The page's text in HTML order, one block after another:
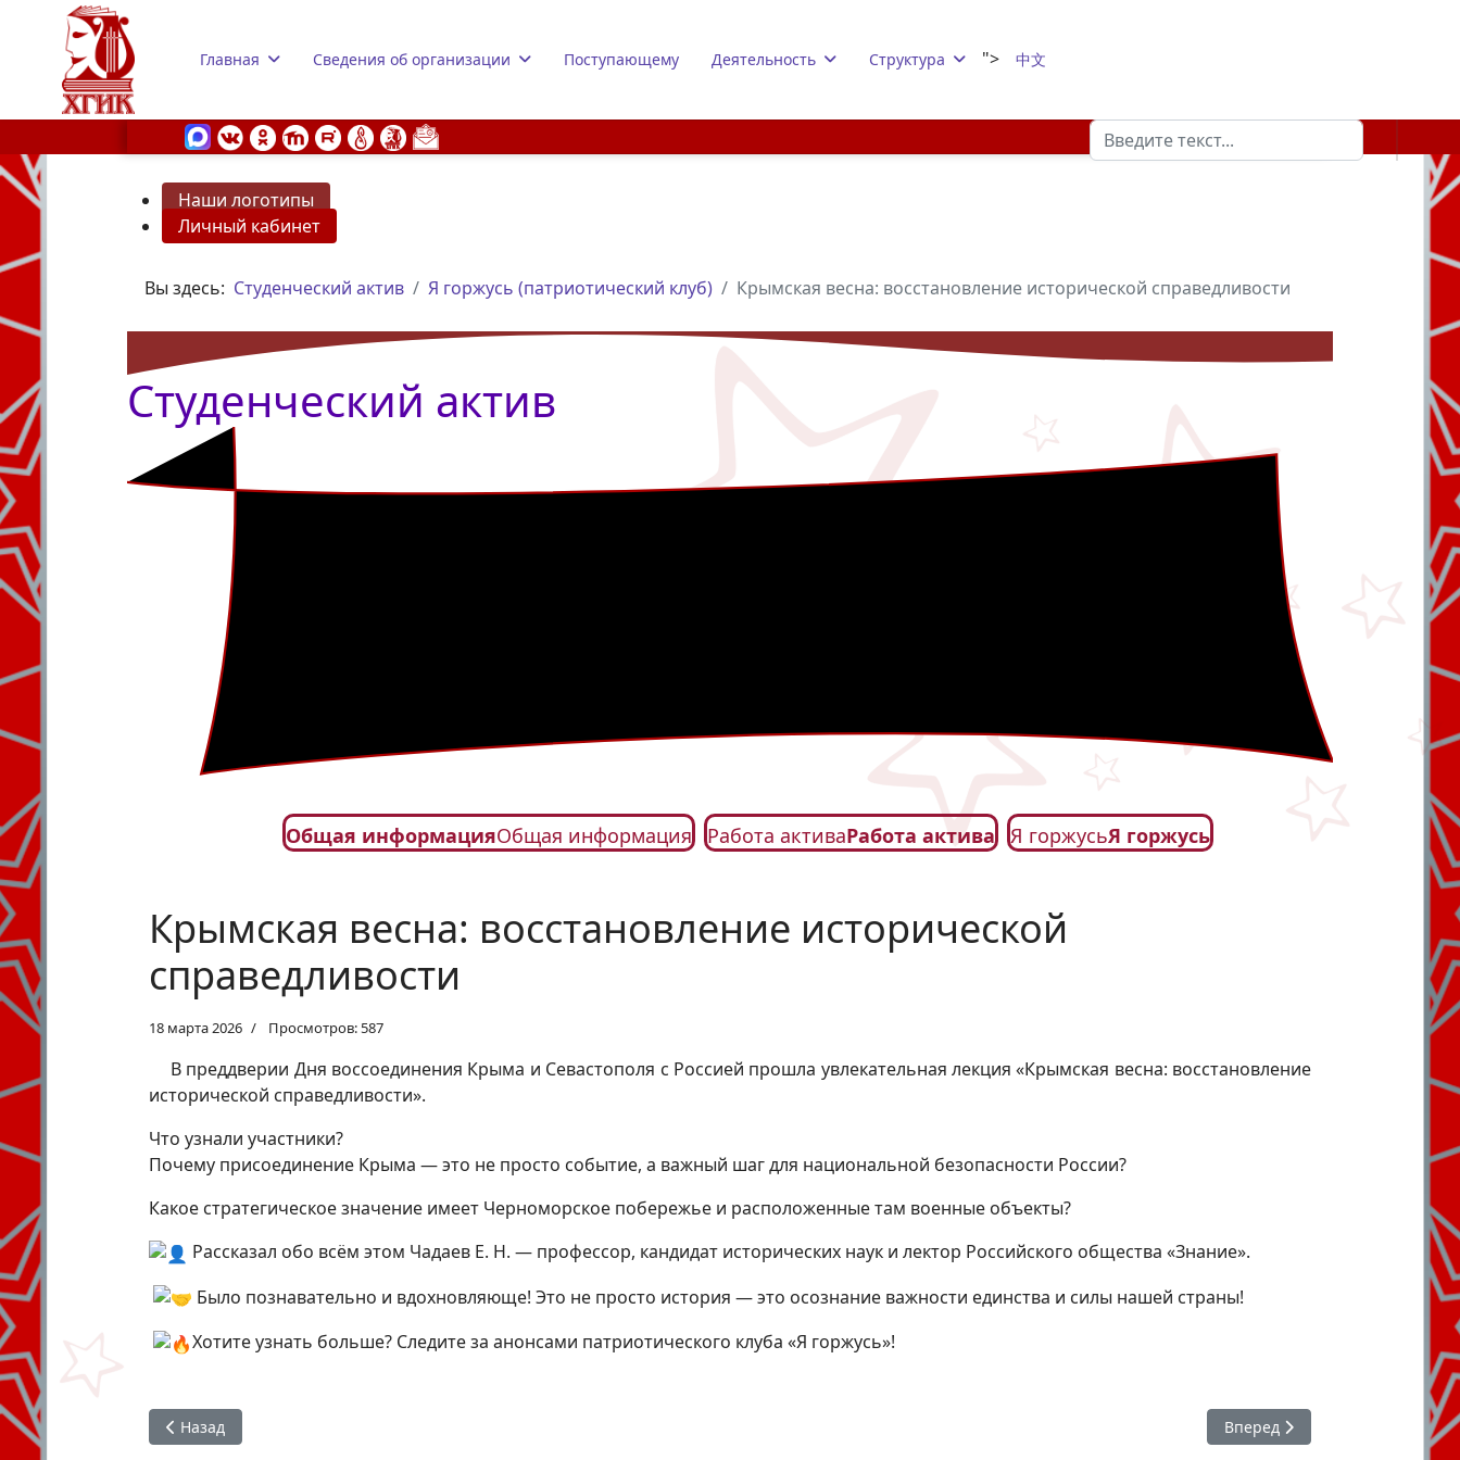
Главная Сведения об организации Поступающему Деятельность Структура "> 中文
Поиск
Наши логотипы
Личный кабинет
Вы здесь: Студенческий актив Я горжусь (патриотический клуб) Крымская весна: восстановление исторической справедливости
Студенческий актив
Общая информацияОбщая информация Работа активаРабота актива Я горжусьЯ горжусь
Крымская весна: восстановление исторической
справедливости
18 марта 2026 Просмотров: 587
В преддверии Дня воссоединения Крыма и Севастополя с Россией прошла увлекательная лекция «Крымская весна: восстановление
исторической справедливости».
Что узнали участники?
Почему присоединение Крыма — это не просто событие, а важный шаг для национальной безопасности России?
Какое стратегическое значение имеет Черноморское побережье и расположенные там военные объекты?
Рассказал обо всём этом Чадаев Е. Н. — профессор, кандидат исторических наук и лектор Российского общества «Знание».
Было познавательно и вдохновляюще! Это не просто история — это осознание важности единства и силы нашей страны!
Хотите узнать больше? Следите за анонсами патриотического клуба «Я горжусь»!
Предыдущий: #ЯГоржусь : встреча патриотического клуба
Назад Следующий: #ЯГоржусь :
Вперед